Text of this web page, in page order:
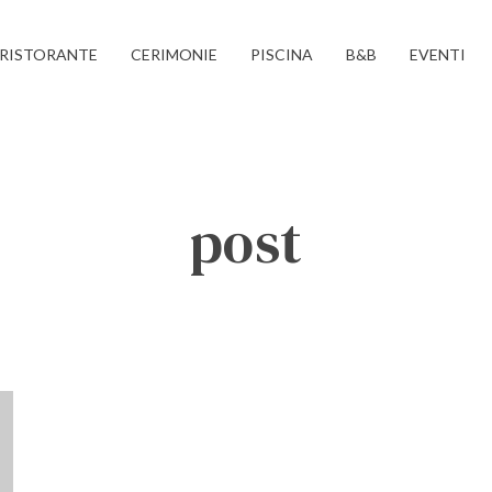
RISTORANTE CERIMONIE PISCINA B&B EVENTI
post